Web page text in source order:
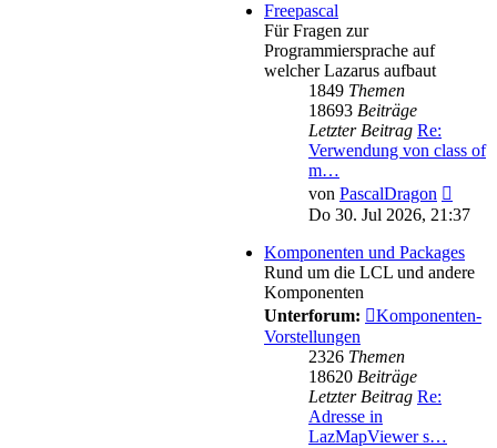
Freepascal
Für Fragen zur
Programmiersprache auf
welcher Lazarus aufbaut
1849 Themen
18693 Beiträge
Letzter Beitrag Re:
Verwendung von class of
m…
von PascalDragon
Do 30. Jul 2026, 21:37
Komponenten und Packages
Rund um die LCL und andere
Komponenten
Unterforum:
Komponenten-
Vorstellungen
2326 Themen
18620 Beiträge
Letzter Beitrag Re:
Adresse in
LazMapViewer s…